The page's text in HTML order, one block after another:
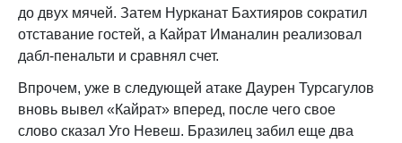
до двух мячей. Затем Нурканат Бахтияров сократил
отставание гостей, а Кайрат Иманалин реализовал
дабл-пенальти и сравнял счет.
Впрочем, уже в следующей атаке Даурен Турсагулов
вновь вывел «Кайрат» вперед, после чего свое
слово сказал Уго Невеш. Бразилец забил еще два